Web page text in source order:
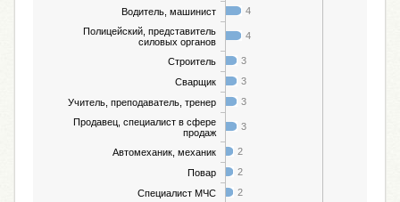
Водитель, машинист
4
Полицейский, представитель
силовых органов
4
Строитель 3
Сварщик 3
Учитель, преподаватель, тренер
3
Продавец, специалист в сфере
продаж
3
Автомеханик, механик 2
Повар 2
Специалист МЧС 2